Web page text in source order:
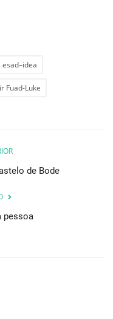
esad–idea
Fuad-Luke
de Bode
pessoa